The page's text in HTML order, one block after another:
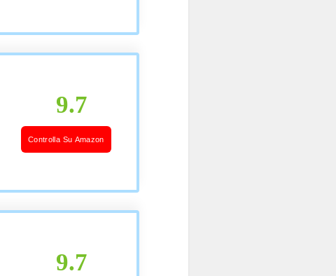
9.7
Controlla Su Amazon
9.7